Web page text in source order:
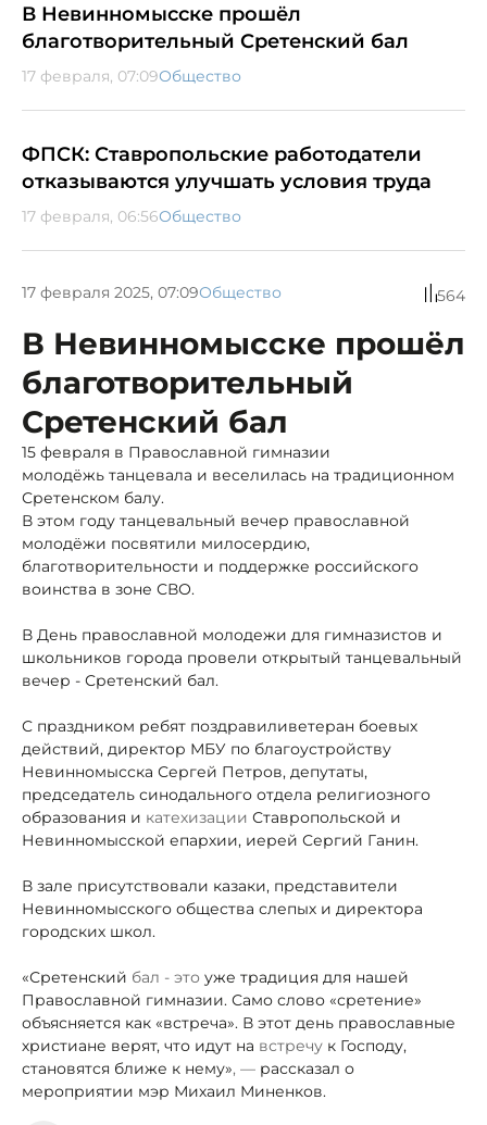
В Невинномысске прошёл
благотворительный Сретенский бал
17 февраля, 07:09Общество
ФПСК: Ставропольские работодатели
отказываются улучшать условия труда
17 февраля, 06:56Общество
17 февраля 2025, 07:09Общество 564
В Невинномысске прошёл
благотворительный
Сретенский бал
15 февраля в Православной гимназии
молодёжь танцевала и веселилась на традиционном
Сретенском балу.
В этом году танцевальный вечер православной
молодёжи посвятили милосердию,
благотворительности и поддержке российского
воинства в зоне СВО.
В День православной молодежи для гимназистов и
школьников города провели открытый танцевальный
вечер - Сретенский бал.
С праздником ребят поздравиливетеран боевых
действий, директор МБУ по благоустройству
Невинномысска Сергей Петров, депутаты,
председатель синодального отдела религиозного
образования и катехизации Ставропольской и
Невинномысской епархии, иерей Сергий Ганин.
В зале присутствовали казаки, представители
Невинномысского общества слепых и директора
городских школ.
«Сретенский бал - это уже традиция для нашей
Православной гимназии. Само слово «сретение»
объясняется как «встреча». В этот день православные
христиане верят, что идут на встречу к Господу,
становятся ближе к нему», — рассказал о
мероприятии мэр Михаил Миненков.